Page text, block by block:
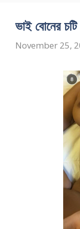
ভাই বোনের
November 25,